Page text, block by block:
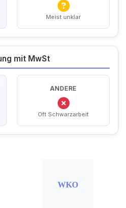
Meist unklar
mit MwSt
ANDERE
Oft Schwarzarbeit